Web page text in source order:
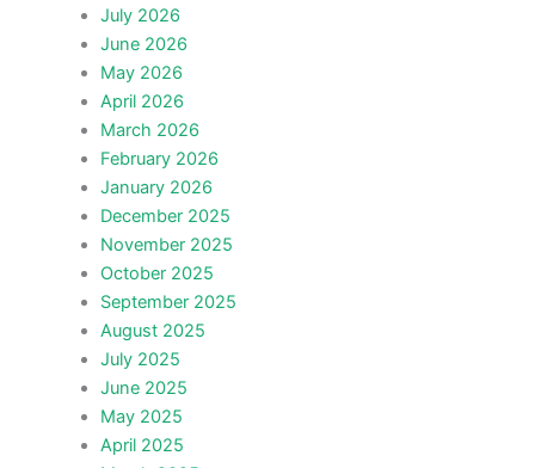
July 2026
June 2026
May 2026
April 2026
March 2026
February 2026
January 2026
December 2025
November 2025
October 2025
September 2025
August 2025
July 2025
June 2025
May 2025
April 2025